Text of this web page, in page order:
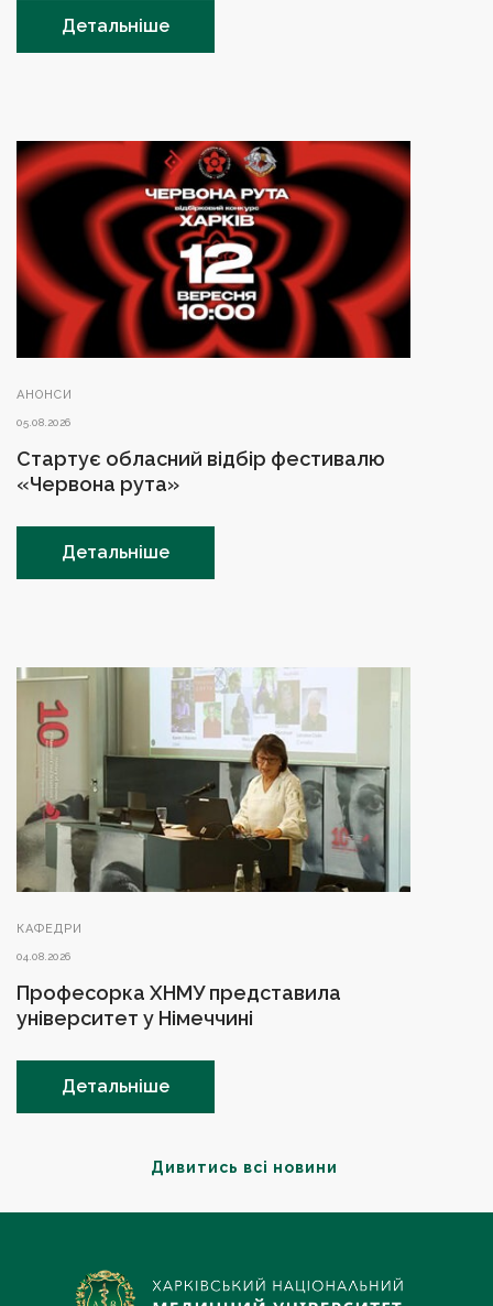
Дивитись всі новини
Детальніше
АНОНСИ
05.08.2026
Стартує обласний відбір фестивалю
«Червона рута»
Детальніше
КАФЕДРИ
04.08.2026
Професорка ХНМУ представила
університет у Німеччині
Детальніше